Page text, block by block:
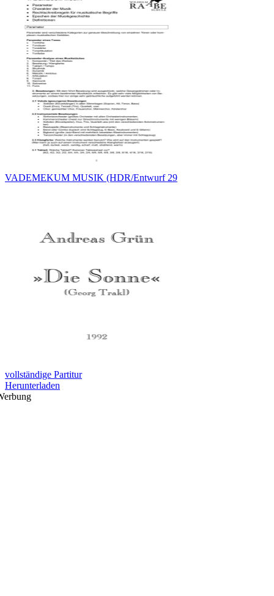
VADEMEKUM MUSIK (HDR/Entwurf 29
vollständige Partitur
Herunterladen